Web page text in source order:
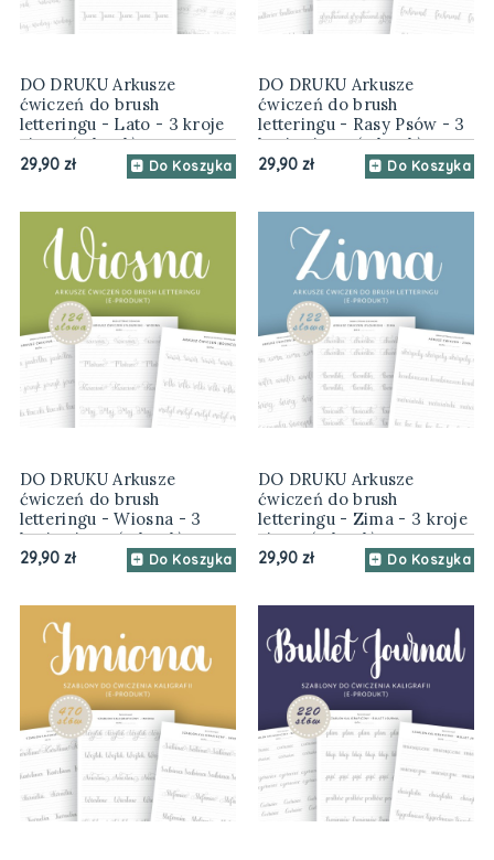
DO DRUKU Arkusze
ćwiczeń do brush
letteringu - Lato - 3 kroje
pisma (e-book)
29,90 zł Do Koszyka
DO DRUKU Arkusze
ćwiczeń do brush
letteringu - Rasy Psów - 3
kroje pisma (e-book)
29,90 zł Do Koszyka
DO DRUKU Arkusze
ćwiczeń do brush
letteringu - Wiosna - 3
kroje pisma (e-book)
29,90 zł Do Koszyka
DO DRUKU Arkusze
ćwiczeń do brush
letteringu - Zima - 3 kroje
pisma (e-book)
29,90 zł Do Koszyka